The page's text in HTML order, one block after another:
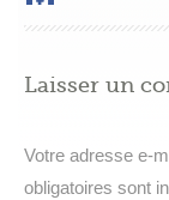
Laisser un
Votre adresse e-
obligatoires sont